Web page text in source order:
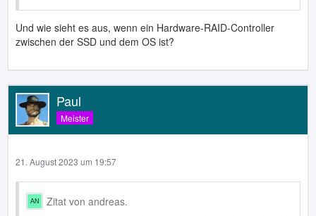
Und wie sieht es aus, wenn ein Hardware-RAID-Controller
zwischen der SSD und dem OS ist?
Paul
Meister
21. August 2023 um 19:57
Zitat von andreas.